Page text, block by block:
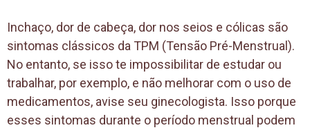
Inchaço, dor de cabeça, dor nos seios e cólicas são
sintomas clássicos da TPM (Tensão Pré-Menstrual).
No entanto, se isso te impossibilitar de estudar ou
trabalhar, por exemplo, e não melhorar com o uso de
medicamentos, avise seu ginecologista. Isso porque
esses sintomas durante o período menstrual podem